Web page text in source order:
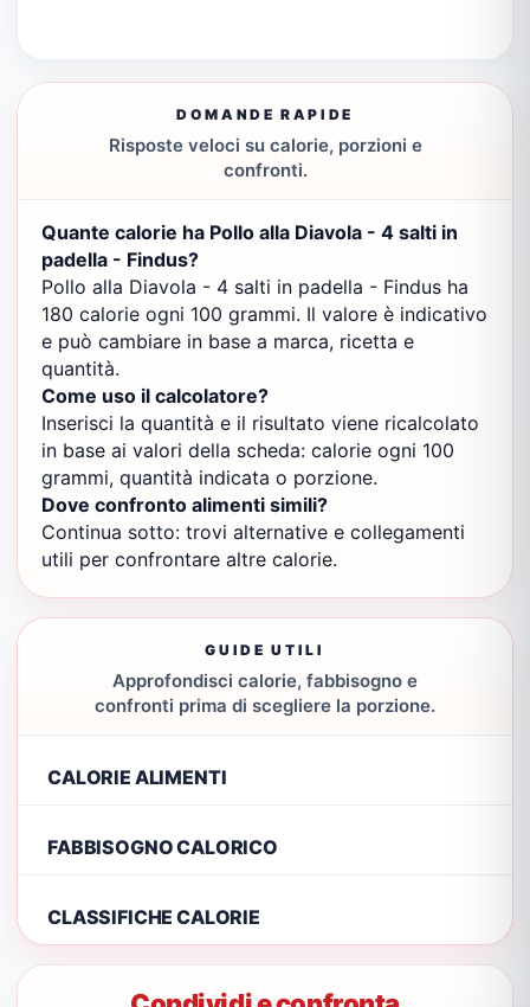
DOMANDE RAPIDE
Risposte veloci su calorie, porzioni e
confronti.
Quante calorie ha Pollo alla Diavola - 4 salti in
padella - Findus?
Pollo alla Diavola - 4 salti in padella - Findus ha
180 calorie ogni 100 grammi. Il valore è indicativo
e può cambiare in base a marca, ricetta e
quantità.
Come uso il calcolatore?
Inserisci la quantità e il risultato viene ricalcolato
in base ai valori della scheda: calorie ogni 100
grammi, quantità indicata o porzione.
Dove confronto alimenti simili?
Continua sotto: trovi alternative e collegamenti
utili per confrontare altre calorie.
GUIDE UTILI
Approfondisci calorie, fabbisogno e
confronti prima di scegliere la porzione.
CALORIE ALIMENTI
FABBISOGNO CALORICO
CLASSIFICHE CALORIE